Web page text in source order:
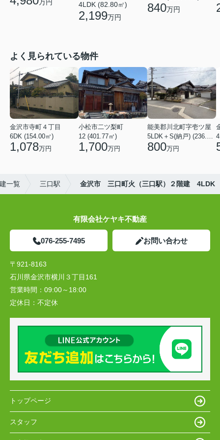
万円
4LDK (82.80㎡)
2,199万円
840万円
よく見られている物件
金沢市寺町４丁目
6DK (154.00㎡)
1,078万円
小松市二ツ梨町
12 (401.77㎡)
1,700万円
能美郡川北町字壱ツ屋
800万円
一覧 三口駅 金沢市 三口町火（三口駅）２階建 4LDK
有限会社ケヤキ不動産
076-255-7495 お問い合わせ
〒921-8163
石川県金沢市横川３丁目161
営業時間： 09:00～18:00
定休日： 不定休
トップページ
スタッフ